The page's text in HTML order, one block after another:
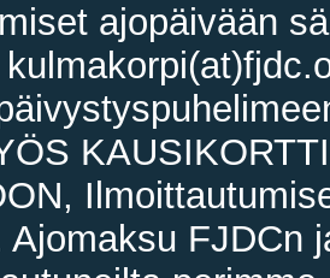
ajopäivään
Ajomaksu FJDCn